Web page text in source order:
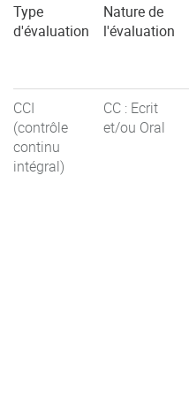
Type
d'évaluation
Nature de
l'évaluation
CCI
(contrôle
continu
intégral)
CC : Ecrit
et/ou Oral